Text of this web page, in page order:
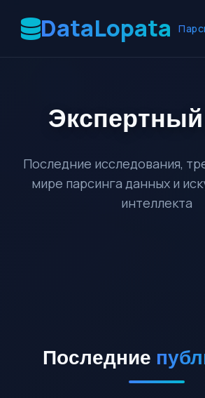
DataLopata
Экспертный
Последние исследования,
мире парсинга данных и
интеллекта
Последние